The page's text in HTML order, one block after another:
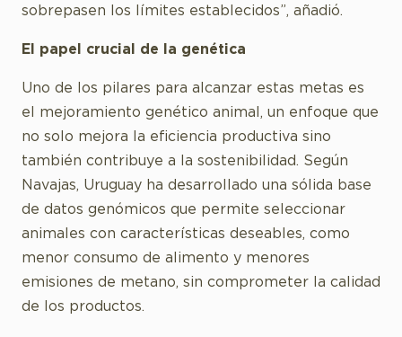
sobrepasen los límites establecidos”, añadió.
El papel crucial de la genética
Uno de los pilares para alcanzar estas metas es
el mejoramiento genético animal, un enfoque que
no solo mejora la eficiencia productiva sino
también contribuye a la sostenibilidad. Según
Navajas, Uruguay ha desarrollado una sólida base
de datos genómicos que permite seleccionar
animales con características deseables, como
menor consumo de alimento y menores
emisiones de metano, sin comprometer la calidad
de los productos.